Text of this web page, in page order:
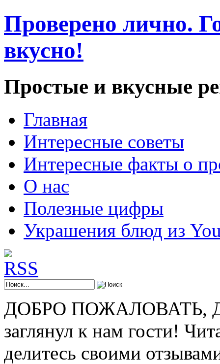
Проверено лично.
вкусно!
Простые и вкусные
Главная
Интересные советы
Интересные факты о
О нас
Полезные цифры
Украшения блюд из
ДОБРО ПОЖАЛОВАТЬ,
заглянул к нам гости!
делитесь своими